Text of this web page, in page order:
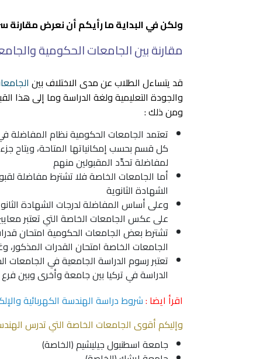
ولكن في البداية ما رأيكم أن نعرض مقارنة
مقارنة بين الجامعات الحكومية
قد يتساءل الطلاب عن مدى الاختلاف بين
والجودة التعليمية ولغة الدراسة وما إلى هذا
ومن ذلك :
تعتمد الجامعات الحكومية نظام المفاضلة
كل قسم بحسب إمكانياتها المتاحة، ويتاح
لمفاضلة تحدِّد المقبولين منهم
أما الجامعات الخاصة فلا تشترط مفاضلة
الشهادة الثانوية
وعلى أساس المفاضلة لدرجات الشهادة
على عكس الجامعات الخاصة التي تعتبر
تشترط بعض الجامعات الحكوميةامتحان
الجامعات الخاصة امتحان القدرات المذكور،
تعتبر رسوم الدراسة الجامعية في الجامعات
الدراسة في تركيا بين جامعة وأخرى وبين
اقرأ ايضا :شروط دراسة الهندسة الكهربائية
وإليكم أقوى الجامعات الخاصة التي تدرس
جامعة اسطنبول جيليشيم (الخاصة)